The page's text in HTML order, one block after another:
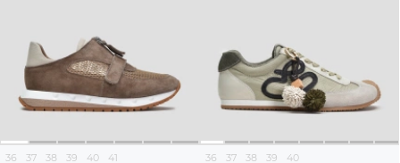
36 37 38 39 40 41 36 37 38 39 40